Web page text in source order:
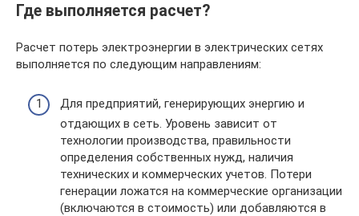
Где выполняется расчет?
Расчет потерь электроэнергии в электрических сетях
выполняется по следующим направлениям:
Для предприятий, генерирующих энергию и
отдающих в сеть. Уровень зависит от
технологии производства, правильности
определения собственных нужд, наличия
технических и коммерческих учетов. Потери
генерации ложатся на коммерческие организации
(включаются в стоимость) или добавляются в